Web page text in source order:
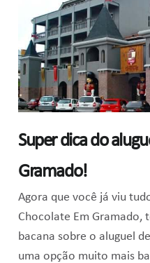
Super dica do
Gramado!
Agora que você já viu
Chocolate Em Gramado,
bacana sobre o aluguel
uma opção muito mais